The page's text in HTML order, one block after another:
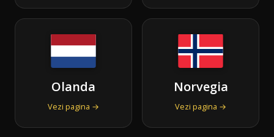
Olanda
Vezi pagina →
Norvegia
Vezi pagina →